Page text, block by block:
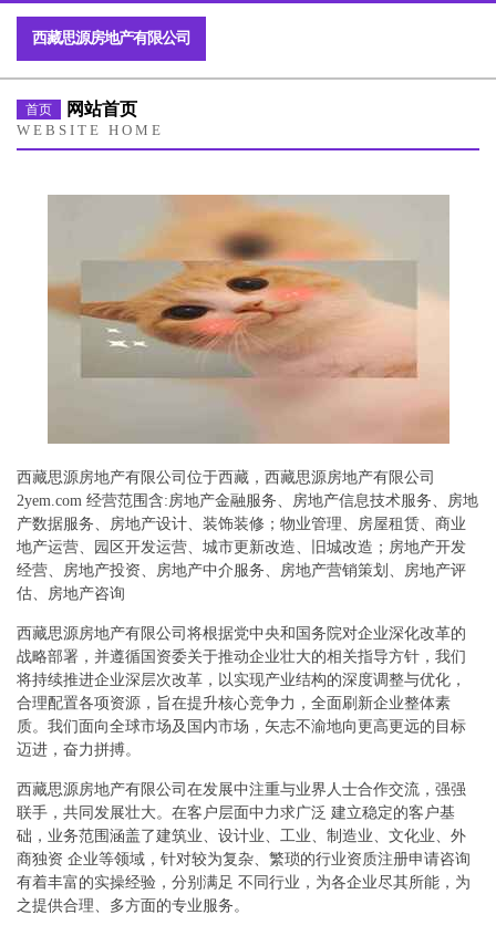
西藏思源房地产有限公司
首页 网站首页
WEBSITE HOME
西藏思源房地产有限公司位于西藏，西藏思源房地产有限公司
2yem.com 经营范围含:房地产金融服务、房地产信息技术服务、房地
产数据服务、房地产设计、装饰装修；物业管理、房屋租赁、商业
地产运营、园区开发运营、城市更新改造、旧城改造；房地产开发
经营、房地产投资、房地产中介服务、房地产营销策划、房地产评
估、房地产咨询
西藏思源房地产有限公司将根据党中央和国务院对企业深化改革的
战略部署，并遵循国资委关于推动企业壮大的相关指导方针，我们
将持续推进企业深层次改革，以实现产业结构的深度调整与优化，
合理配置各项资源，旨在提升核心竞争力，全面刷新企业整体素
质。我们面向全球市场及国内市场，矢志不渝地向更高更远的目标
迈进，奋力拼搏。
西藏思源房地产有限公司在发展中注重与业界人士合作交流，强强
联手，共同发展壮大。在客户层面中力求广泛 建立稳定的客户基
础，业务范围涵盖了建筑业、设计业、工业、制造业、文化业、外
商独资 企业等领域，针对较为复杂、繁琐的行业资质注册申请咨询
有着丰富的实操经验，分别满足 不同行业，为各企业尽其所能，为
之提供合理、多方面的专业服务。